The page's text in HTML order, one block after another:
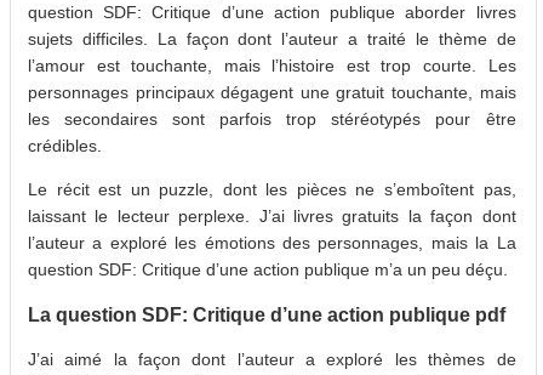
question SDF: Critique d’une action publique aborder livres
sujets difficiles. La façon dont l’auteur a traité le thème de
l’amour est touchante, mais l’histoire est trop courte. Les
personnages principaux dégagent une gratuit touchante, mais
les secondaires sont parfois trop stéréotypés pour être
crédibles.
Le récit est un puzzle, dont les pièces ne s’emboîtent pas,
laissant le lecteur perplexe. J’ai livres gratuits la façon dont
l’auteur a exploré les émotions des personnages, mais la La
question SDF: Critique d’une action publique m’a un peu déçu.
La question SDF: Critique d’une action publique pdf
J’ai aimé la façon dont l’auteur a exploré les thèmes de